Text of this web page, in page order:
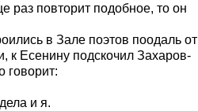
раз повторит подобное, то он
в Зале поэтов поодаль от
к Есенину подскочил Захаров-
говорит:
и я.